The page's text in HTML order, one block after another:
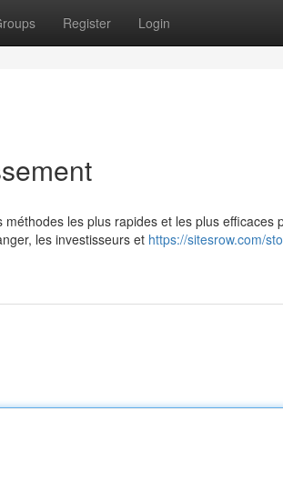
Register Login
les plus rapides et les plus efficaces
les investisseurs et https://sitesrow.com/